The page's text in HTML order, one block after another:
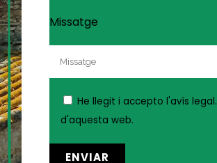
Missatge
He llegit i accepto l'avís legal.
d'aquesta web.